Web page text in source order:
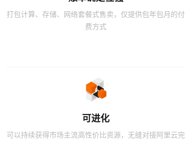
打包计算、存储、网络套餐式售卖，仅提供包年包月的付
费方式
可进化
可以持续获得市场主流高性价比资源，无缝对接阿里云完